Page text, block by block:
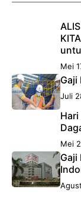
Mei
Gaji
Juli
Mei
Gaji